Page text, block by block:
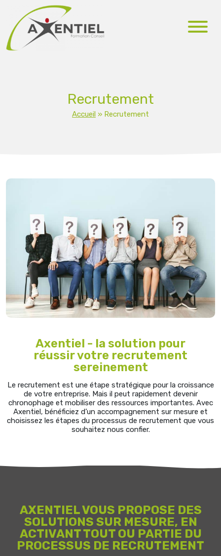
Recrutement
Accueil » Recrutement
Axentiel - la solution pour
réussir votre recrutement
sereinement
Le recrutement est une étape stratégique pour la croissance
de votre entreprise. Mais il peut rapidement devenir
chronophage et mobiliser des ressources importantes. Avec
Axentiel, bénéficiez d’un accompagnement sur mesure et
choisissez les étapes du processus de recrutement que vous
souhaitez nous confier.
AXENTIEL VOUS PROPOSE DES
SOLUTIONS SUR MESURE, EN
ACTIVANT TOUT OU PARTIE DU
PROCESSUS DE RECRUTEMENT